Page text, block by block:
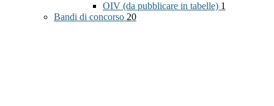
OIV (da pubblicare in tabelle) 1
Bandi di concorso 20